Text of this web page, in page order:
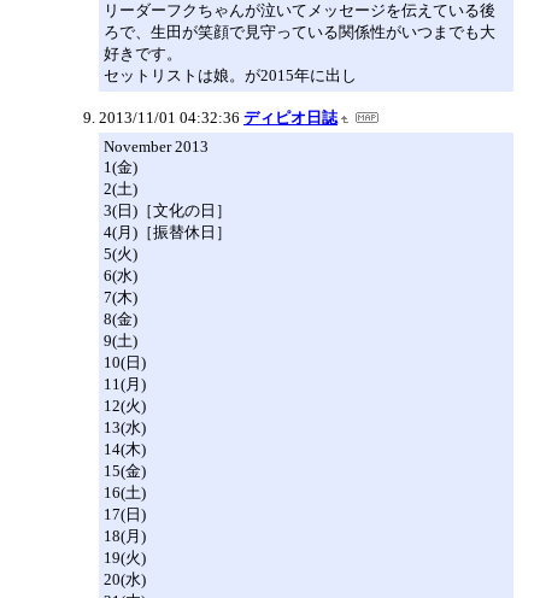
リーダーフクちゃんが泣いてメッセージを伝えている後
ろで、生田が笑顔で見守っている関係性がいつまでも大
好きです。
セットリストは娘。が2015年に出し
2013/11/01 04:32:36 ディピオ日誌
November 2013
1(金)
2(土)
3(日)［文化の日］
4(月)［振替休日］
5(火)
6(水)
7(木)
8(金)
9(土)
10(日)
11(月)
12(火)
13(水)
14(木)
15(金)
16(土)
17(日)
18(月)
19(火)
20(水)